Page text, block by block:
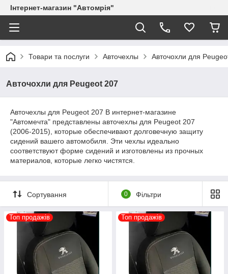
Інтернет-магазин "Автомрія"
Товари та послуги Авточехлы Авточохли для
Авточохли для Peugeot 207
Авточехлы для Peugeot 207 В интернет-магазине
"Автомечта" представлены авточехлы для Peugeot 207
(2006-2015), которые обеспечивают долговечную защиту
сидений вашего автомобиля. Эти чехлы идеально
соответствуют форме сидений и изготовлены из прочных
материалов, которые легко чистятся.
Сортування 0 Фільтри
Топ продажів Топ продажів